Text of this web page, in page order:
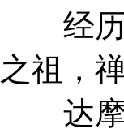
经历
之祖，
达摩